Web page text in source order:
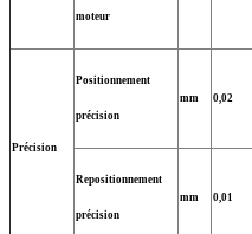
moteur
Précision
Positionnement
précision
mm 0,02
Repositionnement
précision
mm 0,01